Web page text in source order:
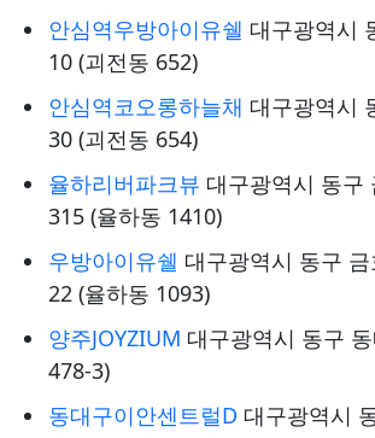
안심역우방아이유쉘 대구광역시
10 (괴전동 652)
안심역코오롱하늘채 대구광역시
30 (괴전동 654)
율하리버파크뷰 대구광역시 동구
315 (율하동 1410)
우방아이유쉘 대구광역시 동구
22 (율하동 1093)
양주JOYZIUM 대구광역시 동구
478-3)
동대구이안센트럴D 대구광역시